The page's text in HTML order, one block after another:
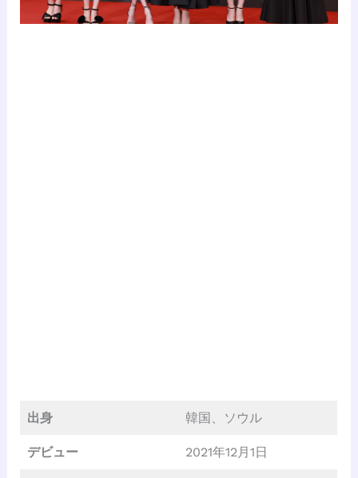
出身 韓国、ソウル
デビュー 2021年12月1日